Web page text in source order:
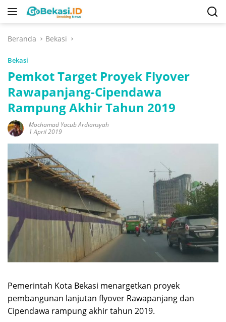
Langsung
Beranda
Bekasi
Bekasi
Pemkot Target Proyek Flyover
Rawapanjang-Cipendawa
Rampung Akhir Tahun 2019
Mochamad Yacub Ardiansyah
1 April 2019
Pemerintah Kota Bekasi menargetkan proyek
pembangunan lanjutan flyover Rawapanjang dan
Cipendawa rampung akhir tahun 2019.